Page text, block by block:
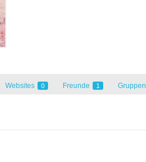
Websites 0 Freunde 1 Gruppen